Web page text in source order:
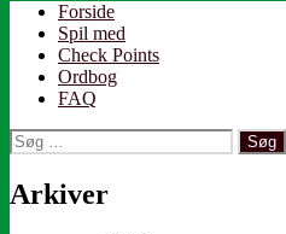
Forside
Spil med
Check Points
Ordbog
FAQ
Søg
efter:
Arkiver